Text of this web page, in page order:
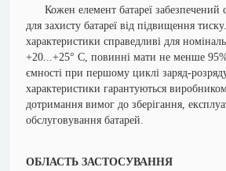
Кожен елемент батареї забезпечений
для захисту батареї від підвищення
характеристики справедливі для
+20...+25° С, повинні мати не менше 95%
ємності при першому циклі заряд-
характеристики гарантуються
дотримання вимог до зберігання,
обслуговування батарей.
ОБЛАСТЬ ЗАСТОСУВАННЯ